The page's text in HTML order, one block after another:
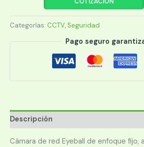
HDW1439T1-
A
IP67
Categorías: CCTV, Seguridad
Pago seguro
Descripción
Cámara de red Eyeball de enfoque fijo,